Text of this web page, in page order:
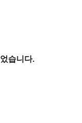
습니다.